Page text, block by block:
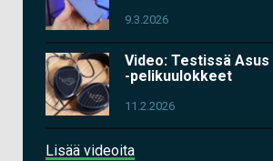
9.3.2026
Video: Testissä Asus
-pelikuulokkeet
11.2.2026
Lisää videoita